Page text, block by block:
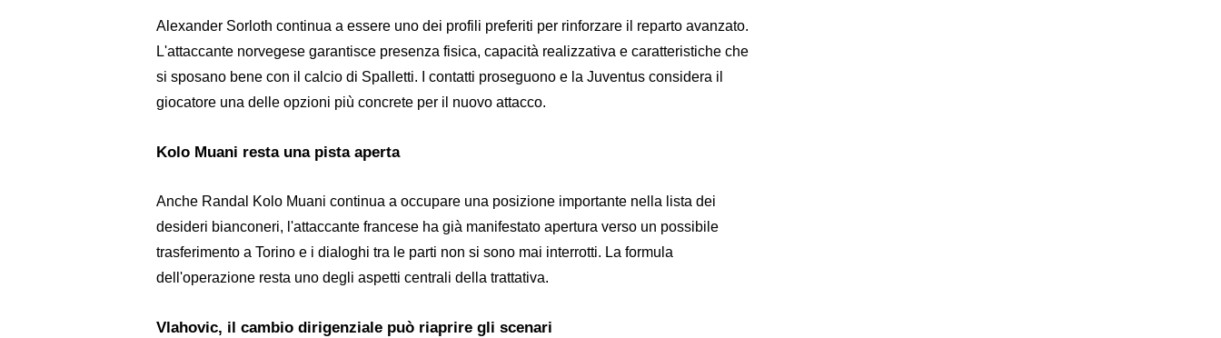
Alexander Sorloth continua a essere uno dei profili preferiti per rinforzare il reparto avanzato.
L'attaccante norvegese garantisce presenza fisica, capacità realizzativa e caratteristiche che
si sposano bene con il calcio di Spalletti. I contatti proseguono e la Juventus considera il
giocatore una delle opzioni più concrete per il nuovo attacco.
Kolo Muani resta una pista aperta
Anche Randal Kolo Muani continua a occupare una posizione importante nella lista dei
desideri bianconeri, l'attaccante francese ha già manifestato apertura verso un possibile
trasferimento a Torino e i dialoghi tra le parti non si sono mai interrotti. La formula
dell'operazione resta uno degli aspetti centrali della trattativa.
Vlahovic, il cambio dirigenziale può riaprire gli scenari